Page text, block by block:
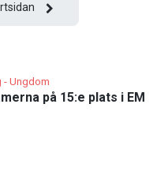
- Ungdom
på 15:e plats i EM